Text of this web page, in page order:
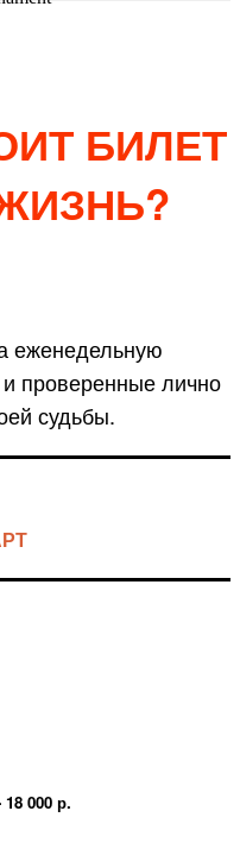
БИЛЕТ
еженедельную
проверенные лично
судьбы.
000 р.